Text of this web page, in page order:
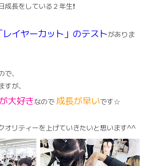
長をしている２年生❗️
イヤーカット」のテストがありま
、
が、
大好きなので 成長が早いです☆
オリティーを上げていきたいと思います^^